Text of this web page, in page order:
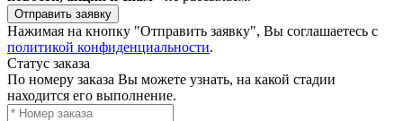
Отправить заявку
Нажимая на кнопку "Отправить заявку", Вы соглашаетесь с
политикой конфиденциальности.
Статус заказа
По номеру заказа Вы можете узнать, на какой стадии
находится его выполнение.